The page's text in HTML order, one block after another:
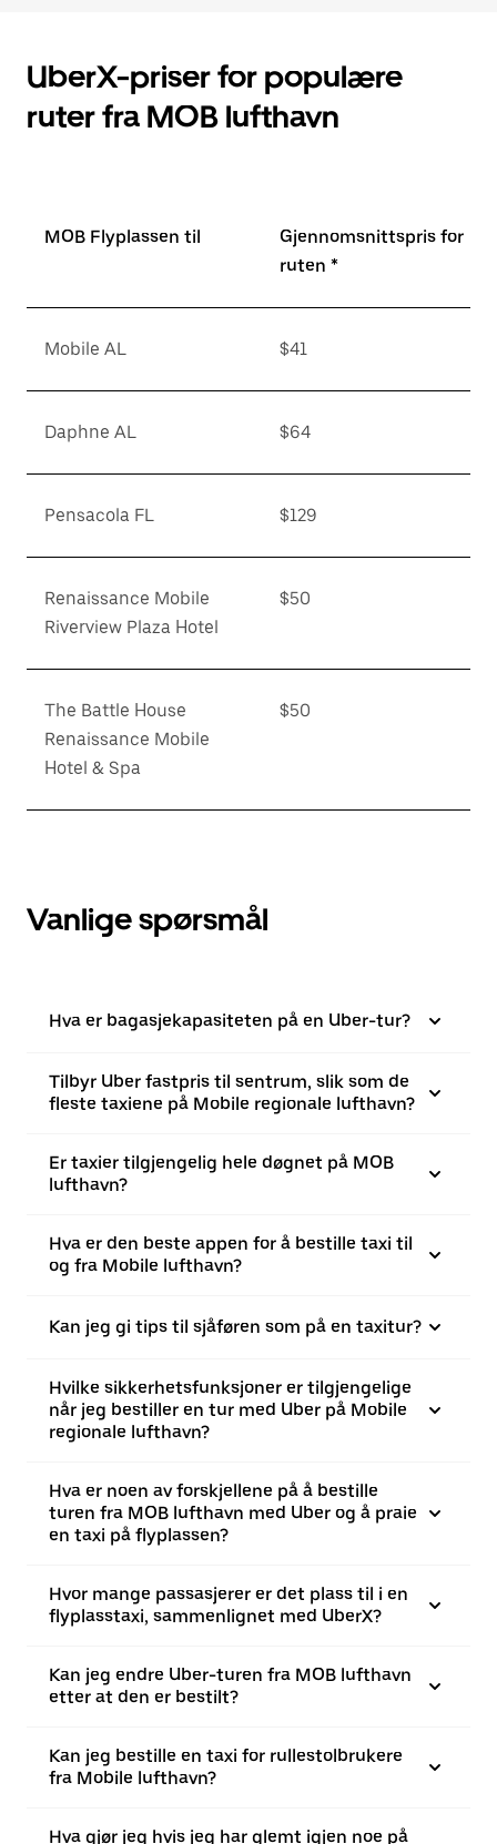
UberX-priser for populære
ruter fra MOB lufthavn
MOB Flyplassen til
Gjennomsnittspris for
ruten *
Mobile AL $41
Daphne AL $64
Pensacola FL $129
Renaissance Mobile
Riverview Plaza Hotel
$50
The Battle House
Renaissance Mobile
Hotel & Spa
$50
Vanlige spørsmål
Hva er bagasjekapasiteten på en Uber-tur?
Tilbyr Uber fastpris til sentrum, slik som de
fleste taxiene på Mobile regionale lufthavn?
Er taxier tilgjengelig hele døgnet på MOB
lufthavn?
Hva er den beste appen for å bestille taxi til
og fra Mobile lufthavn?
Kan jeg gi tips til sjåføren som på en taxitur?
Hvilke sikkerhetsfunksjoner er tilgjengelige
når jeg bestiller en tur med Uber på Mobile
regionale lufthavn?
Hva er noen av forskjellene på å bestille
turen fra MOB lufthavn med Uber og å praie
en taxi på flyplassen?
Hvor mange passasjerer er det plass til i en
flyplasstaxi, sammenlignet med UberX?
Kan jeg endre Uber-turen fra MOB lufthavn
etter at den er bestilt?
Kan jeg bestille en taxi for rullestolbrukere
fra Mobile lufthavn?
Hva gjør jeg hvis jeg har glemt igjen noe på